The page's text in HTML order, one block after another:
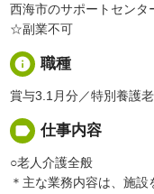
西海市のサポートセンタ
☆副業不可
info 職種
賞与3.1月分／特別養護
label 仕事内容
○老人介護全般
＊主な業務内容は、施